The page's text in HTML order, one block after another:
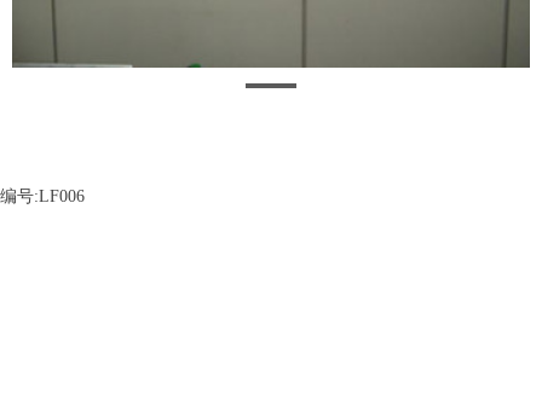
编号:LF006